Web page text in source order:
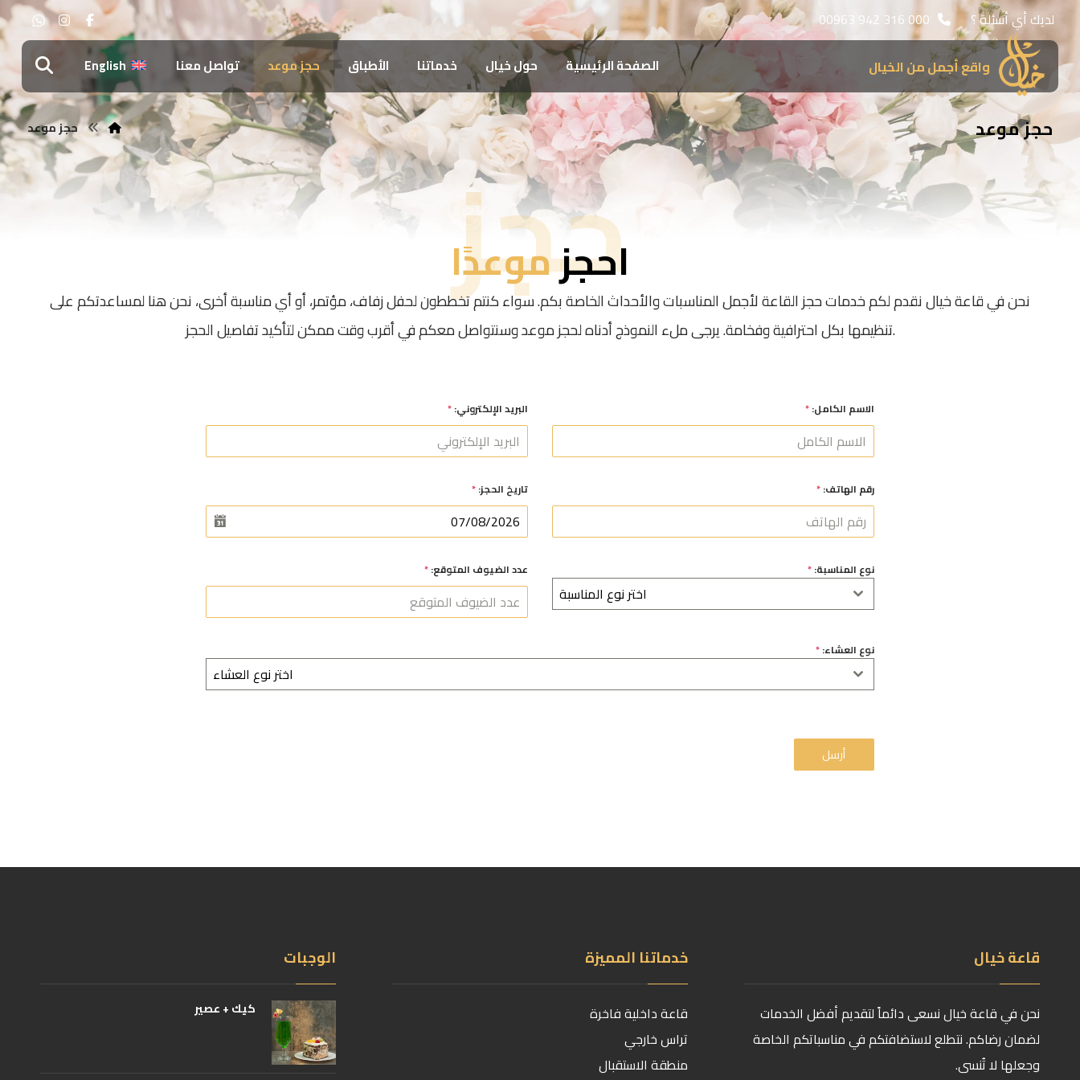
لديك أي أسئلة ؟
00963 942 316 000
واقع أجمل من الخيال
الصفحة الرئيسية حول خيال خدماتنا الأطباق حجز موعد تواصل معنا English
حجز موعد حجز موعد حجز
احجزموعدًا
نحن في قاعة خيال نقدم لكم خدمات حجز القاعة لأجمل المناسبات والأحداث الخاصة بكم. سواء كنتم تخططون لحفل زفاف، مؤتمر، أو أي مناسبة أخرى، نحن هنا لمساعدتكم على
تنظيمها بكل احترافية وفخامة. يرجى ملء النموذج أدناه لحجز موعد وسنتواصل معكم في أقرب وقت ممكن لتأكيد تفاصيل الحجز.
الاسم الكامل:* البريد الإلكتروني:*
رقم الهاتف:* تاريخ الحجز:*
نوع المناسبة:*
اختر نوع المناسبة
عدد الضيوف المتوقع:*
نوع العشاء:*
اختر نوع العشاء
أرسل
قاعة خيال
نحن في قاعة خيال نسعى دائماً لتقديم أفضل الخدمات
لضمان رضاكم. نتطلع لاستضافتكم في مناسباتكم الخاصة
وجعلها لا تُنسى.
خدماتنا المميزة
قاعة داخلية فاخرة
تراس خارجي
منطقة الاستقبال
الوجبات
كيك + عصير